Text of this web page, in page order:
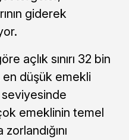
giderek
açlık sınırı 32 bin
en düşük emekli
seviyesinde
emeklinin temel